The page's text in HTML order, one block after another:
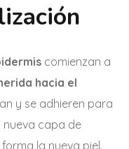
comienzan a
hacia el
y se adhieren para
nueva capa de
la nueva piel.